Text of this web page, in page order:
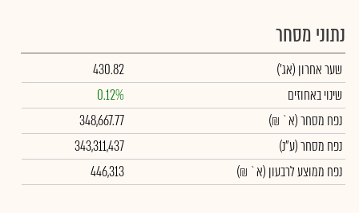
נתוני מסחר
שער אחרון (אג')
430.82
שינוי באחוזים
0.12%
נפח מסחר(א` ₪)
348,667.77
נפח מסחר(ע"נ)
343,311,437
נפח ממוצע לרבעון (א` ₪)
446,313